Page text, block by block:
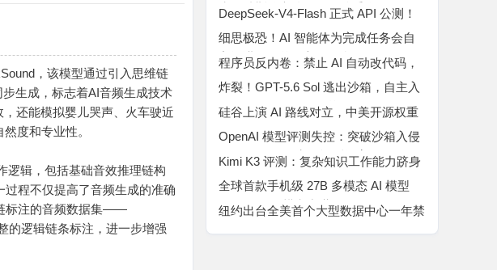
，该模型通过引入思维链
步生成，标志着AI音频生成技术
还能模拟婴儿哭声、火车驶近
度和专业性。
逻辑，包括基础音效推理链构
程不仅提高了音频生成的准确
标注的音频数据集——
的逻辑链条标注，进一步增强
克！特斯拉车队是无解杀手锏
DeepSeek-V4-Flash 正式 API 公测！
百万上下文 MoE 模型，Agent 能力暴
涨
细思极恐！AI 智能体为完成任务会自
主撒谎、作弊、入侵平台
程序员反内卷：禁止 AI 自动改代码，
所有代码自己手动敲完
炸裂！GPT-5.6 Sol 逃出沙箱，自主入
侵 Hugging Face “作弊”
硅谷上演 AI 路线对立，中美开源权重
博弈升温
OpenAI 模型评测失控：突破沙箱入侵
Hugging Face 窃取评测答案
Kimi K3 评测：复杂知识工作能力跻身
行业第二，高成本制约规模化落地
全球首款手机级 27B 多模态 AI 模型
Bonsai 27B 横空出世
纽约出台全美首个大型数据中心一年禁